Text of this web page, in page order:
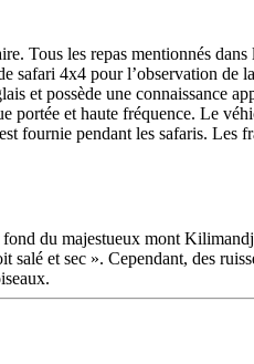
Tous les repas mentionnés
safari 4x4 pour l’observation de
et possède une connaissance
et haute fréquence. Le
fournie pendant les safaris. Les
du majestueux mont
et sec ». Cependant, des